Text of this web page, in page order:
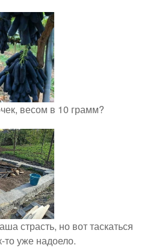
весом в 10 грамм?
страсть, но вот таскаться
то уже надоело.